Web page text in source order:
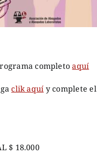
completoaquí
clik aquí y complete el
$ 18.000